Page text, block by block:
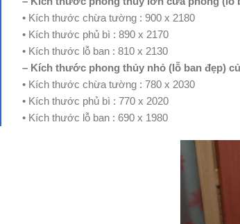
• Kích thước chừa tường : 900 x 2180
• Kích thước phủ bì : 890 x 2170
• Kích thước lỗ ban : 810 x 2130
– Kích thước phong thủy nhỏ (lỗ ban đẹp)
• Kích thước chừa tường : 780 x 2030
• Kích thước phủ bì : 770 x 2020
• Kích thước lỗ ban : 690 x 1980